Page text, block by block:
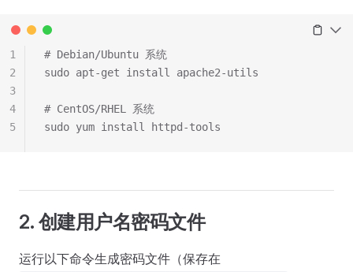
# Debian/Ubuntu 系统
sudo apt-get install apache2-utils
# CentOS/RHEL 系统
sudo yum install httpd-tools
1
2
3
4
5
2. 创建用户名密码文件
运行以下命令生成密码文件（保存在